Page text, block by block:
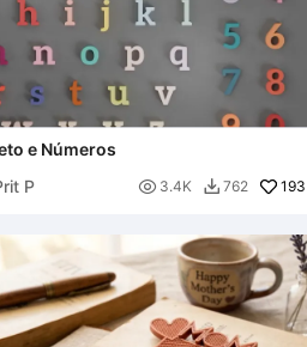
e Números
P
 3.4K  762 193